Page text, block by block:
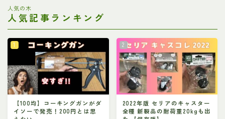
人気の木
人気記事ランキング
【100均】コーキングガンがダ
イソーで発売！200円とは思
2022年版 セリアのキャスター
全種 新製品の耐荷重20kgも出